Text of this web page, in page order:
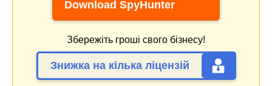
Download SpyHunter
Збережіть гроші свого бізнесу!
Знижка на кілька ліцензій